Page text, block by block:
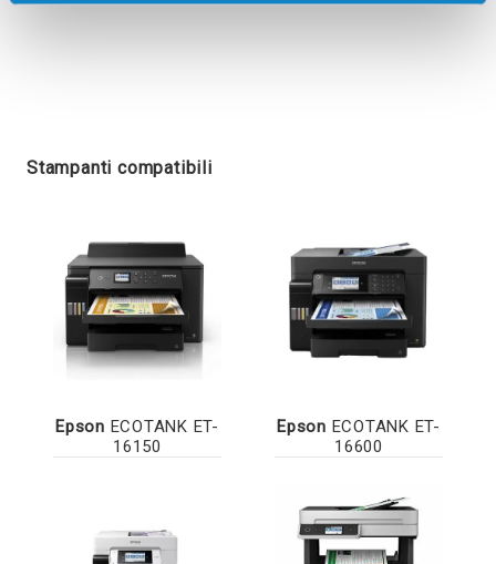
Stampanti compatibili
Epson ECOTANK ET-
16150
Epson ECOTANK ET-
16600